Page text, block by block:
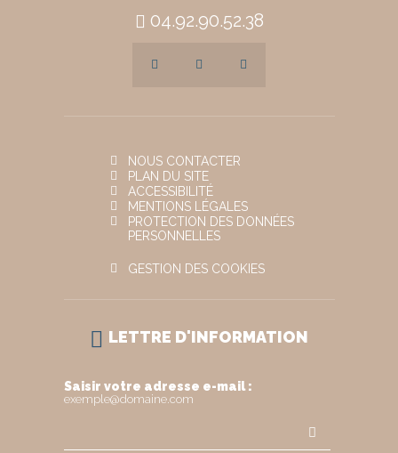
04.92.90.52.38
NOUS CONTACTER
PLAN DU SITE
ACCESSIBILITÉ
MENTIONS LÉGALES
PROTECTION DES DONNÉES
PERSONNELLES
GESTION DES COOKIES
LETTRE D'INFORMATION
Saisir votre adresse e-mail :
exemple@domaine.com